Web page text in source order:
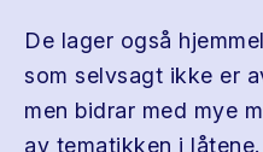
De lager også
som selvsagt ikke er
men bidrar med mye
av tematikken i låtene.